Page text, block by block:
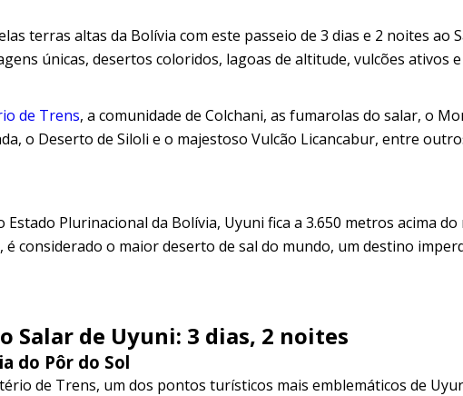
terras altas da Bolívia com este passeio de 3 dias e 2 noites ao
únicas, desertos coloridos, lagoas de altitude, vulcões ativos e
de Trens, a comunidade de Colchani, as fumarolas do salar, o
o Deserto de Siloli e o majestoso Vulcão Licancabur, entre
Plurinacional da Bolívia, Uyuni fica a 3.650 metros acima do
é considerado o maior deserto de sal do mundo, um destino
Salar de Uyuni: 3 dias, 2 noites
do Pôr do Sol
de Trens, um dos pontos turísticos mais emblemáticos de